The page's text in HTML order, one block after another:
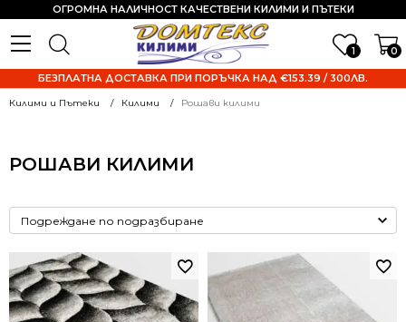
1 0
ОГРОМНА НАЛИЧНОСТ КАЧЕСТВЕНИ КИЛИМИ И ПЪТЕКИ
БЕЗПЛАТНА ДОСТАВКА ПРИ ПОРЪЧКА НАД €153.39 / 300ЛВ.
Килими и Пътеки Килими Рошави килими
РОШАВИ КИЛИМИ